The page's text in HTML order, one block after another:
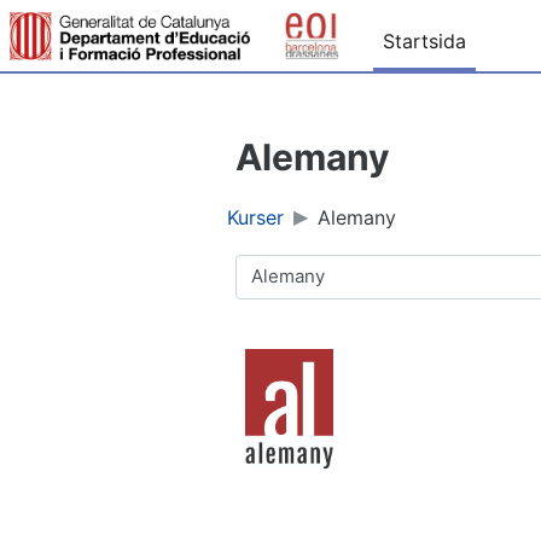
Gå direkt till huvudinnehåll
Startsida
Alemany
Kurser Alemany
Kurskategorier